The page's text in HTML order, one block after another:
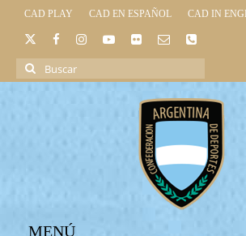
CAD PLAY CAD EN ESPAÑOL CAD IN
Buscar
por:
MENÚ